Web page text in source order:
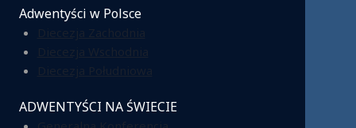
Adwentyści w Polsce
ADWENTYŚCI NA ŚWIECIE